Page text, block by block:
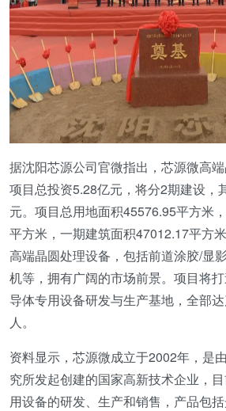
据沈阳芯源公司官微指出，芯源微高
项目总投资5.28亿元，将分2期建设，
元。项目总用地面积45576.95平方米
平方米，一期建筑面积47012.17平方
高端晶圆处理设备，包括前道涂胶/显
机等，拥有广阔的市场前景。项目将
导体专用设备研发与生产基地，全部
人。
资料显示，芯源微成立于2002年，是
究所发起创建的国家高新技术企业，
用设备的研发、生产和销售，产品包